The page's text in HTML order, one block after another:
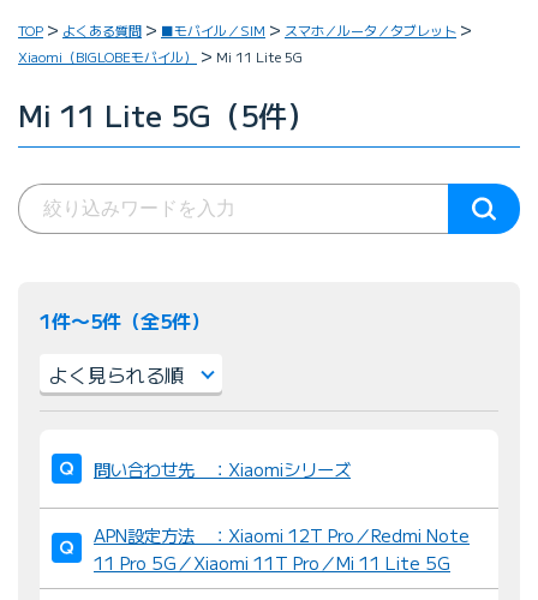
TOP よくある質問 ■モバイル／SIM
スマホ／ルータ／タブレット
Xiaomi（BIGLOBEモバイル）
Mi 11 Lite 5G
Mi 11 Lite 5G（5件）
1件〜5件（全5件）
び
替
え
：
問い合わせ先 ：Xiaomiシリーズ
APN設定方法 ：Xiaomi 12T Pro／Redmi Note
11 Pro 5G／Xiaomi 11T Pro／Mi 11 Lite 5G